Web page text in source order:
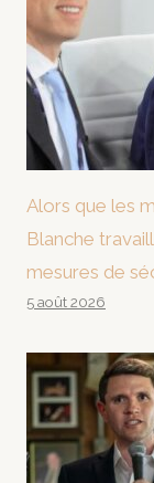
Alors que les
Blanche
mesures de
5 août 2026